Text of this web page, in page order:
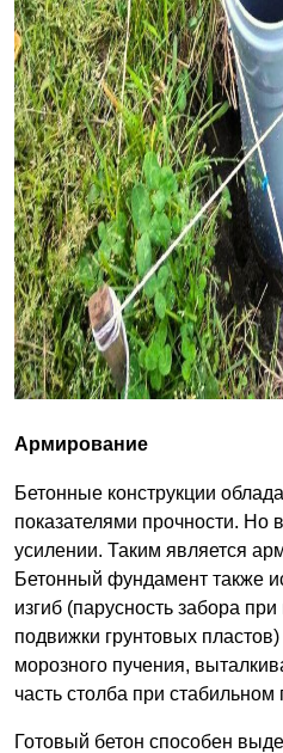
Армирование
Бетонные конструкции
показателями прочности. Но
усилении. Таким является
Бетонный фундамент также
изгиб (парусность забора
подвижки грунтовых
морозного пучения,
часть столба при
Готовый бетон способен